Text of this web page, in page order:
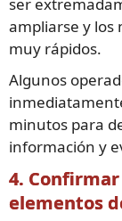
ampliarse y los
muy rápidos.
Algunos
minutos para
información y
4.
elementos